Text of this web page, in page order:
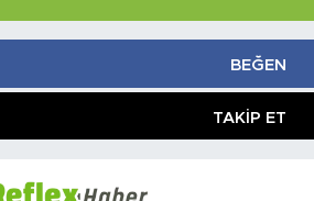
BEĞEN
TAKIP ET